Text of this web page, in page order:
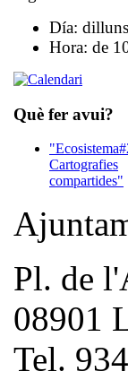
Día:
Hora: de
Què fer avui?
Cartografies
compartides"
Pl. de
08901
Tel.